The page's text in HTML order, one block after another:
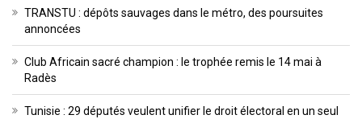
TRANSTU : dépôts sauvages dans le métro, des poursuites
annoncées
Club Africain sacré champion : le trophée remis le 14 mai à
Radès
Tunisie : 29 députés veulent unifier le droit électoral en un seul